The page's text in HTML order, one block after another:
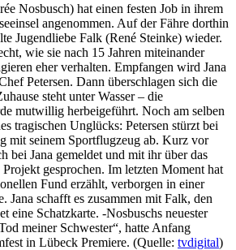
Nosbusch) hat einen festen Job in ihrem
angenommen. Auf der Fähre dorthin
Jugendliebe Falk (René Steinke) wieder.
wie sie nach 15 Jahren miteinander
eher verhalten. Empfangen wird Jana
Petersen. Dann überschlagen sich die
steht unter Wasser – die
mutwillig herbeigeführt. Noch am selben
tragischen Unglücks: Petersen stürzt bei
mit seinem Sportflugzeug ab. Kurz vor
bei Jana gemeldet und mit ihr über das
gesprochen. Im letzten Moment hat
Fund erzählt, verborgen in einer
Jana schafft es zusammen mit Falk, den
eine Schatzkarte. -Nosbuschs neuester
meiner Schwester“, hatte Anfang
in Lübeck Premiere. (Quelle: tvdigital)